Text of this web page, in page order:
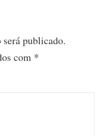
será publicado.
com *